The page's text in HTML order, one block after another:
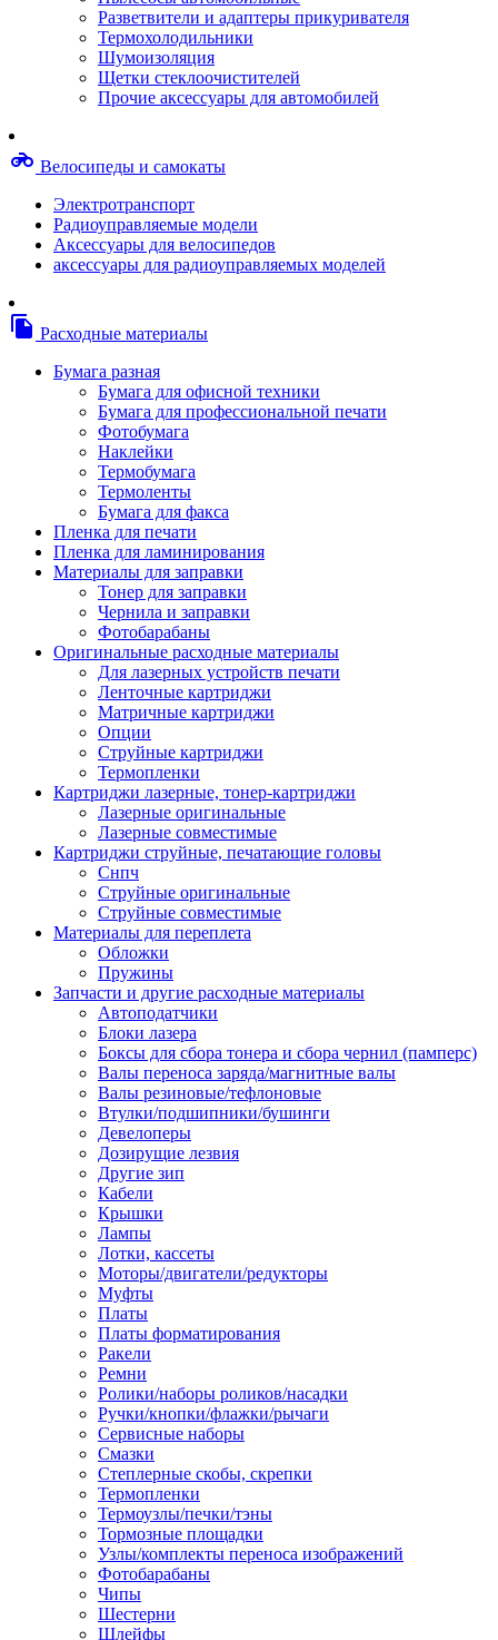
Степлерные скобы, скрепки
Термопленки
Термоузлы/печки/тэны
Тормозные площадки
Узлы/комплекты переноса изображений
Шлейфы
Баллоны со сжатым воздухом
Салфетки для чистки оргтехники
Скотч, фломастеры
Чистящие спреи, жидкости и пены
Картриджи для специализированных
Другие картриджи и твердые чернила
Картриджи и твердые чернила
Картриджи матричные, чернила
Расходные материалы для профессиональной
печати
Электрика
Изделия для прокладки кабеля и
Арматура кабельная/изоляционные
материалы
Гильза соединительная для
алюминиевых проводников под
опрессовку
проводников под опрессовку
Гильза соединительная со
болтами
Заглушка термоусадочная
ответвительный
Муфта кабельная концевая
Муфта кабельная соединительная
Наконечник быстроразмыкаемый
Наконечник кабельный со
Наконечник кабельный трубчатый
медных проводников
Наконечник обжимной кабельный
медных проводников
din 46236
Наконечник-гильза для медных
проводников
Пружина постоянного давления
Сжим ответвительный,
Ящик для хранения инструмента и
Анкер болтовой
Болт анкерный
Болт с т-образной головкой
Болт с шестигранной головкой
Винт с кольцом
Гайка длинная
Гайка скользящая
Гайка стопорная
Разветвители и адаптеры прикуривателя
Термохолодильники
Шумоизоляция
Щетки стеклоочистителей
Прочие аксессуары для автомобилей
motorcycle Велосипеды и самокаты
Электротранспорт
Радиоуправляемые модели
Аксессуары для велосипедов
аксессуары для радиоуправляемых моделей
file_copy Расходные материалы
Бумага разная
Бумага для офисной техники
Бумага для профессиональной печати
Фотобумага
Наклейки
Термобумага
Термоленты
Бумага для факса
Пленка для печати
Пленка для ламинирования
Материалы для заправки
Тонер для заправки
Чернила и заправки
Фотобарабаны
Оригинальные расходные материалы
Для лазерных устройств печати
Ленточные картриджи
Матричные картриджи
Опции
Струйные картриджи
Термопленки
Картриджи лазерные, тонер-картриджи
Лазерные оригинальные
Лазерные совместимые
Картриджи струйные, печатающие головы
Снпч
Струйные оригинальные
Струйные совместимые
Материалы для переплета
Обложки
Пружины
Запчасти и другие расходные материалы
Автоподатчики
Блоки лазера
Боксы для сбора тонера и сбора чернил (памперс)
Валы переноса заряда/магнитные валы
Валы резиновые/тефлоновые
Втулки/подшипники/бушинги
Девелоперы
Дозирущие лезвия
Другие зип
Кабели
Крышки
Лампы
Лотки, кассеты
Моторы/двигатели/редукторы
Муфты
Платы
Платы форматирования
Ракели
Ремни
Ролики/наборы роликов/насадки
Ручки/кнопки/флажки/рычаги
Сервисные наборы
Смазки
Степлерные скобы, скрепки
Термопленки
Термоузлы/печки/тэны
Тормозные площадки
Узлы/комплекты переноса изображений
Фотобарабаны
Чипы
Шестерни
Шлейфы